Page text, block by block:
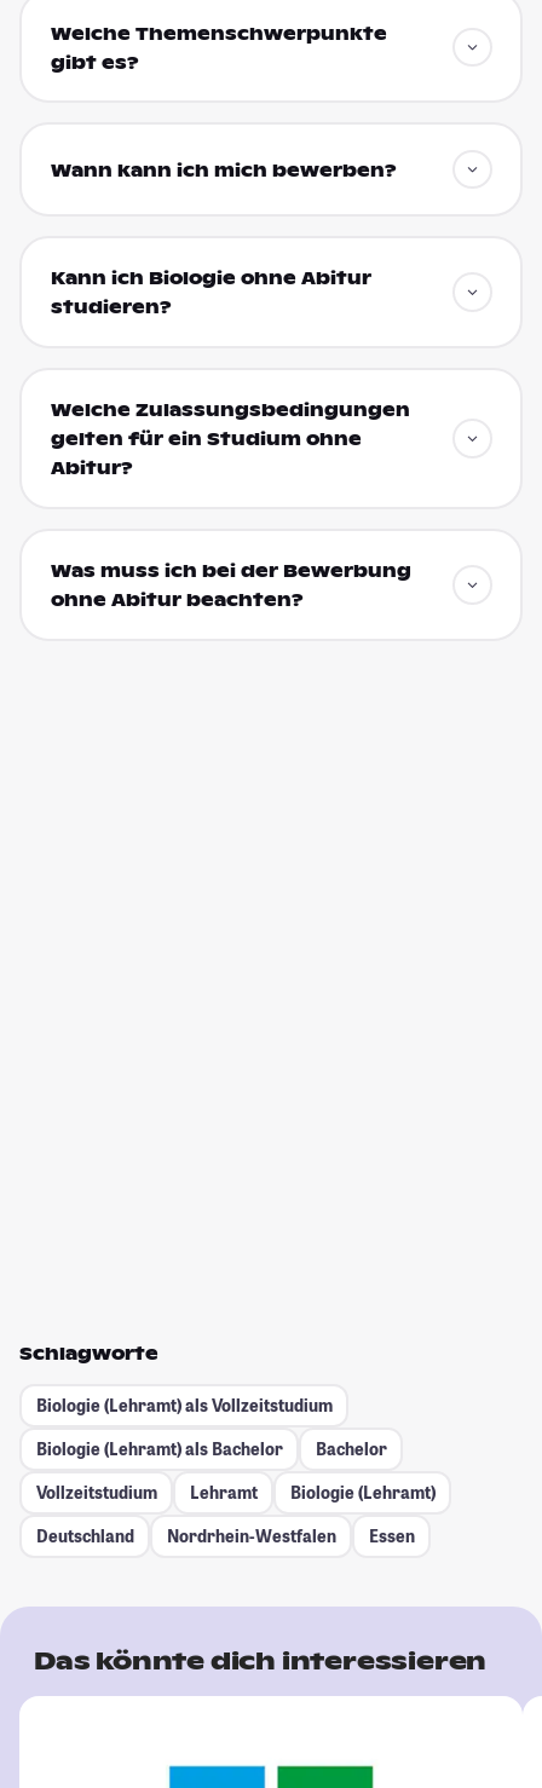
Welche Themenschwerpunkte
gibt es?
Wann kann ich mich bewerben?
Kann ich Biologie ohne Abitur
studieren?
Welche Zulassungsbedingungen
gelten für ein Studium ohne
Abitur?
Was muss ich bei der Bewerbung
ohne Abitur beachten?
Schlagworte
Biologie (Lehramt) als Vollzeitstudium
Biologie (Lehramt) als Bachelor
Bachelor
Vollzeitstudium
Lehramt
Biologie (Lehramt)
Deutschland
Nordrhein-Westfalen Essen
Das könnte dich interessieren